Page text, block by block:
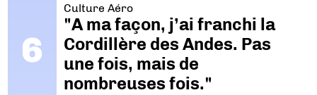
Culture Aéro
"A ma façon, j’ai franchi la
Cordillère des Andes. Pas
une fois, mais de
nombreuses fois."